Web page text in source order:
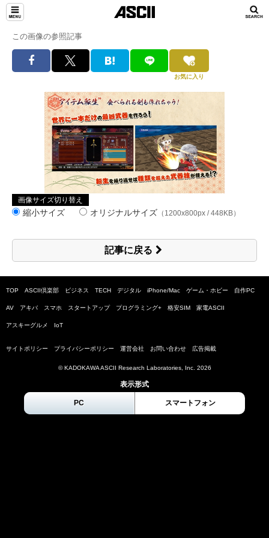
この画像の参照記事
お気に入り
画像サイズ切り替え
縮小サイズ オリジナルサイズ （1200x800px / 448KB）
記事に戻る
TOP ASCII倶楽部 ビジネス TECH デジタル iPhone/Mac ゲーム・ホビー 自作PC
AV アキバ スマホ スタートアップ プログラミング+ 格安SIM 家電ASCII
アスキーグルメ IoT
サイトポリシー プライバシーポリシー 運営会社 お問い合わせ 広告掲載
© KADOKAWA ASCII Research Laboratories, Inc. 2026
表示形式
PC スマートフォン